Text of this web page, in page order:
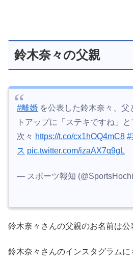
鈴木奈々の父親
#離婚 を公表した鈴木奈々、父
トアップに「ステキですね」
次々 https://t.co/cx1hOQ4mC8 #
ス pic.twitter.com/izaAX7q9gL
— スポーツ報知
鈴木奈々さんの父親のお名前は公
鈴木奈々さんのインスタグラム